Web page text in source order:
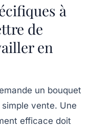
à
de
en
un bouquet
vente. Une
efficace doit